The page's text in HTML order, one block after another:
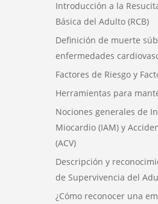
Introducción a la
Básica del Adulto (RCB)
Definición de muerte
enfermedades
Factores de Riesgo y
Herramientas para
Nociones generales de
Miocardio (IAM) y
(ACV)
Descripción y
de Supervivencia del
¿Cómo reconocer una